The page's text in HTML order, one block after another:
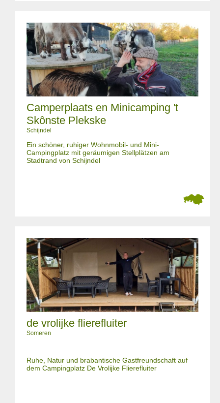
Camperplaats en Minicamping 't
Skônste Plekske
Schijndel
Ein schöner, ruhiger Wohnmobil- und Mini-
Campingplatz mit geräumigen Stellplätzen am
Stadtrand von Schijndel
de vrolijke flierefluiter
Someren
Ruhe, Natur und brabantische Gastfreundschaft auf
dem Campingplatz De Vrolijke Flierefluiter